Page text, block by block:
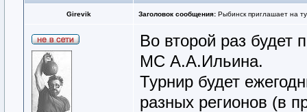
Girevik Заголовок сообщения: Рыбинск приглашает на
Во второй раз будет
МС А.А.Ильина.
Турнир будет
разных регионов (в